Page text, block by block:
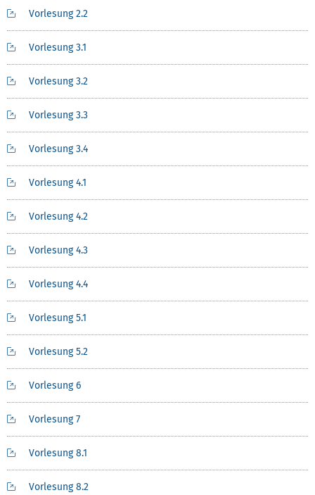
Vorlesung 2.2
Vorlesung 3.1
Vorlesung 3.2
Vorlesung 3.3
Vorlesung 3.4
Vorlesung 4.1
Vorlesung 4.2
Vorlesung 4.3
Vorlesung 4.4
Vorlesung 5.1
Vorlesung 5.2
Vorlesung 6
Vorlesung 7
Vorlesung 8.1
Vorlesung 8.2